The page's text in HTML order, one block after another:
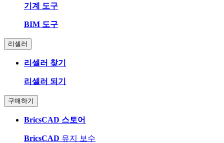
기계 도구
BIM 도구
리셀러
리셀러 찾기
리셀러 되기
구매하기
BricsCAD 스토어
BricsCAD 유지 보수